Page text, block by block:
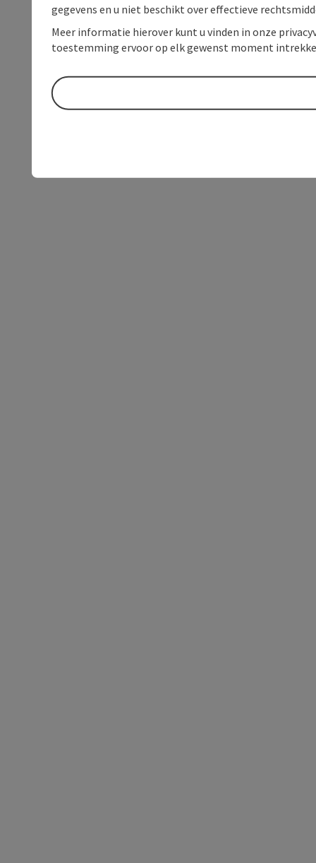
gegevens en u niet beschikt over effectieve
Meer informatie hierover kunt u vinden in onze
toestemming ervoor op elk gewenst moment